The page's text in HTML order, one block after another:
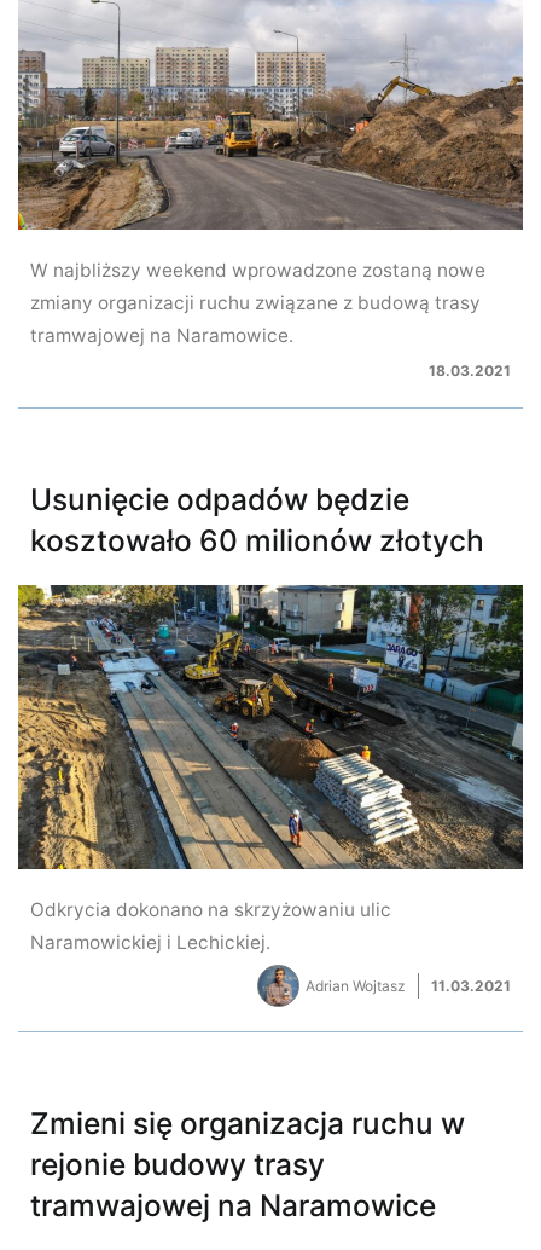
W najbliższy weekend wprowadzone zostaną nowe
zmiany organizacji ruchu związane z budową trasy
tramwajowej na Naramowice.
18.03.2021
Usunięcie odpadów będzie
kosztowało 60 milionów złotych
Odkrycia dokonano na skrzyżowaniu ulic
Naramowickiej i Lechickiej.
Adrian Wojtasz 11.03.2021
Zmieni się organizacja ruchu w
rejonie budowy trasy
tramwajowej na Naramowice